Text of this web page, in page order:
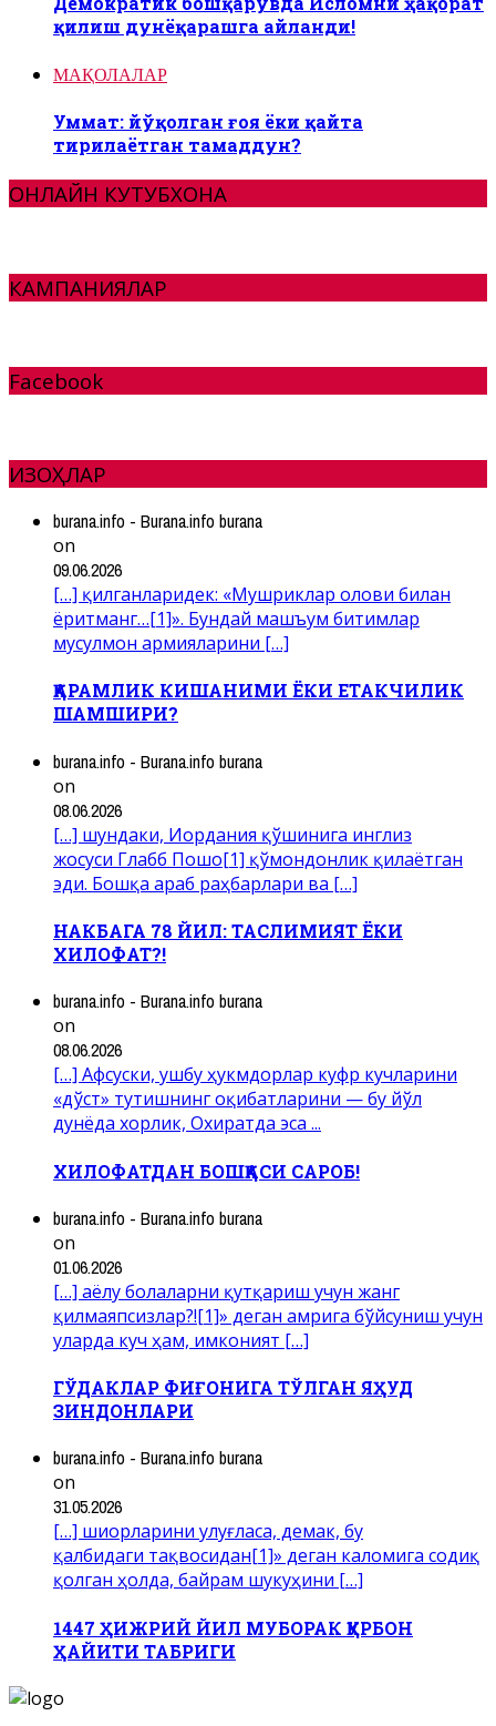
қилиш дунёқарашга айланди!
МАҚОЛАЛАР
Уммат: йўқолган ғоя ёки қайта
тирилаётган тамаддун?
ОНЛАЙН КУТУБХОНА
КАМПАНИЯЛАР
Facebook
ИЗОҲЛАР
burana.info - Burana.info burana
on
09.06.2026
[…] қилганларидек: «Мушриклар олови билан
ёритманг…[1]». Бундай машъум битимлар
мусулмон армияларини […]
ҚАРАМЛИК КИШАНИМИ ЁКИ ЕТАКЧИЛИК
ШАМШИРИ?
burana.info - Burana.info burana
on
08.06.2026
[…] шундаки, Иордания қўшинига инглиз
жосуси Глабб Пошо[1] қўмондонлик қилаётган
эди. Бошқа араб раҳбарлари ва […]
НАКБАГА 78 ЙИЛ: ТАСЛИМИЯТ ЁКИ
ХИЛОФАТ?!
burana.info - Burana.info burana
on
08.06.2026
[…] Афсуски, ушбу ҳукмдорлар куфр кучларини
«дўст» тутишнинг оқибатларини — бу йўл
дунёда хорлик, Охиратда эса ...
ХИЛОФАТДАН БОШҚАСИ САРОБ!
burana.info - Burana.info burana
on
01.06.2026
[…] аёлу болаларни қутқариш учун жанг
қилмаяпсизлар?![1]» деган амрига бўйсуниш учун
уларда куч ҳам, имконият […]
ГЎДАКЛАР ФИҒОНИГА ТЎЛГАН ЯҲУД
ЗИНДОНЛАРИ
burana.info - Burana.info burana
on
31.05.2026
[…] шиорларини улуғласа, демак, бу
қалбидаги тақвосидан[1]» деган каломига содиқ
қолган ҳолда, байрам шукуҳини […]
1447 ҲИЖРИЙ ЙИЛ МУБОРАК ҚУРБОН
ҲАЙИТИ ТАБРИГИ